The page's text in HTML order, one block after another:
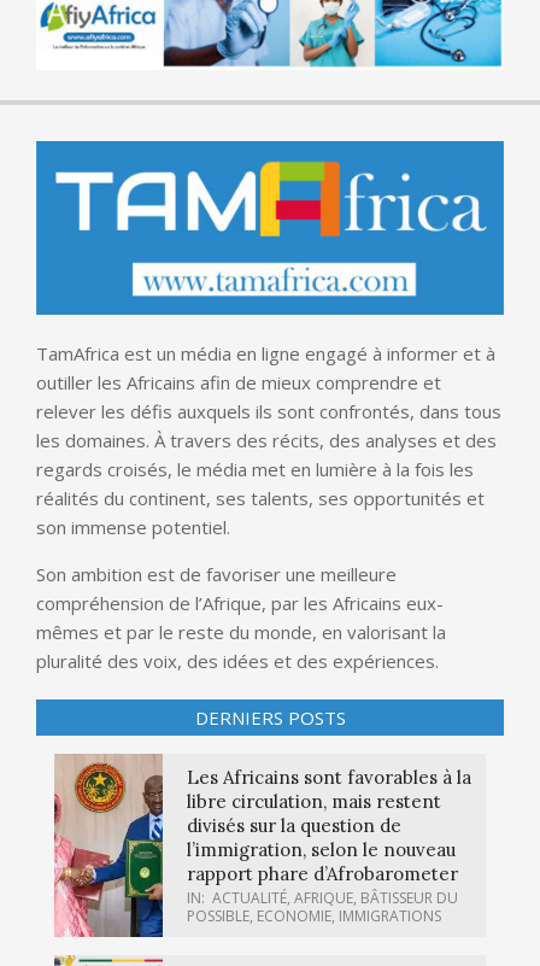
TamAfrica est un média en ligne engagé à informer et à
outiller les Africains afin de mieux comprendre et
relever les défis auxquels ils sont confrontés, dans tous
les domaines. À travers des récits, des analyses et des
regards croisés, le média met en lumière à la fois les
réalités du continent, ses talents, ses opportunités et
son immense potentiel.
Son ambition est de favoriser une meilleure
compréhension de l’Afrique, par les Africains eux-
mêmes et par le reste du monde, en valorisant la
pluralité des voix, des idées et des expériences.
DERNIERS POSTS
Les Africains sont favorables à la
libre circulation, mais restent
divisés sur la question de
l’immigration, selon le nouveau
rapport phare d’Afrobarometer
IN: ACTUALITÉ, AFRIQUE, BÂTISSEUR DU
POSSIBLE, ECONOMIE, IMMIGRATIONS